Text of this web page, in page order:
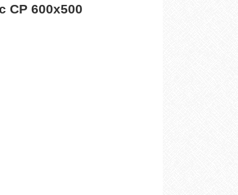
СР 600х500